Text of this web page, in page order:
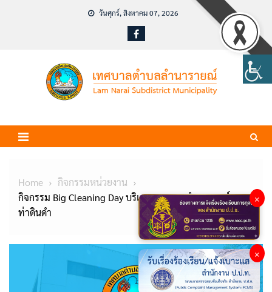
วันศุกร์, สิงหาคม 07, 2026
Home
กิจกรรมหน่วยงาน
กิจกรรม Big Cleaning Day บริเวณถนนสายลำนารายณ์ –
ท่าดินดำ
×
×